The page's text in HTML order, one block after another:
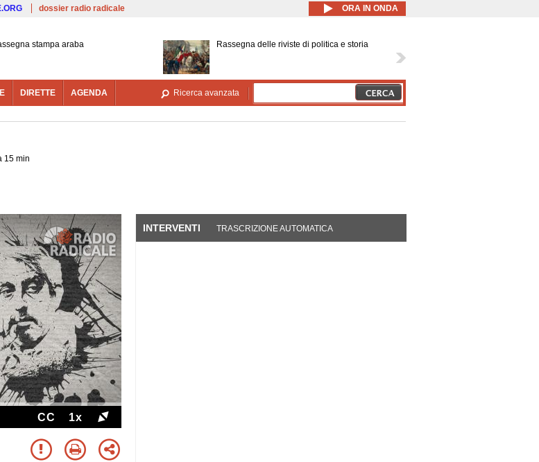
Salta al contenuto principale
dossier radio radicale ORA IN ONDA
stampa araba Rassegna delle riviste di politica e storia
DIRETTE AGENDA Ricerca avanzata
15 min
CC 1x
INTERVENTI (SCHEDA ATTIVA)
TRASCRIZIONE AUTOMATICA